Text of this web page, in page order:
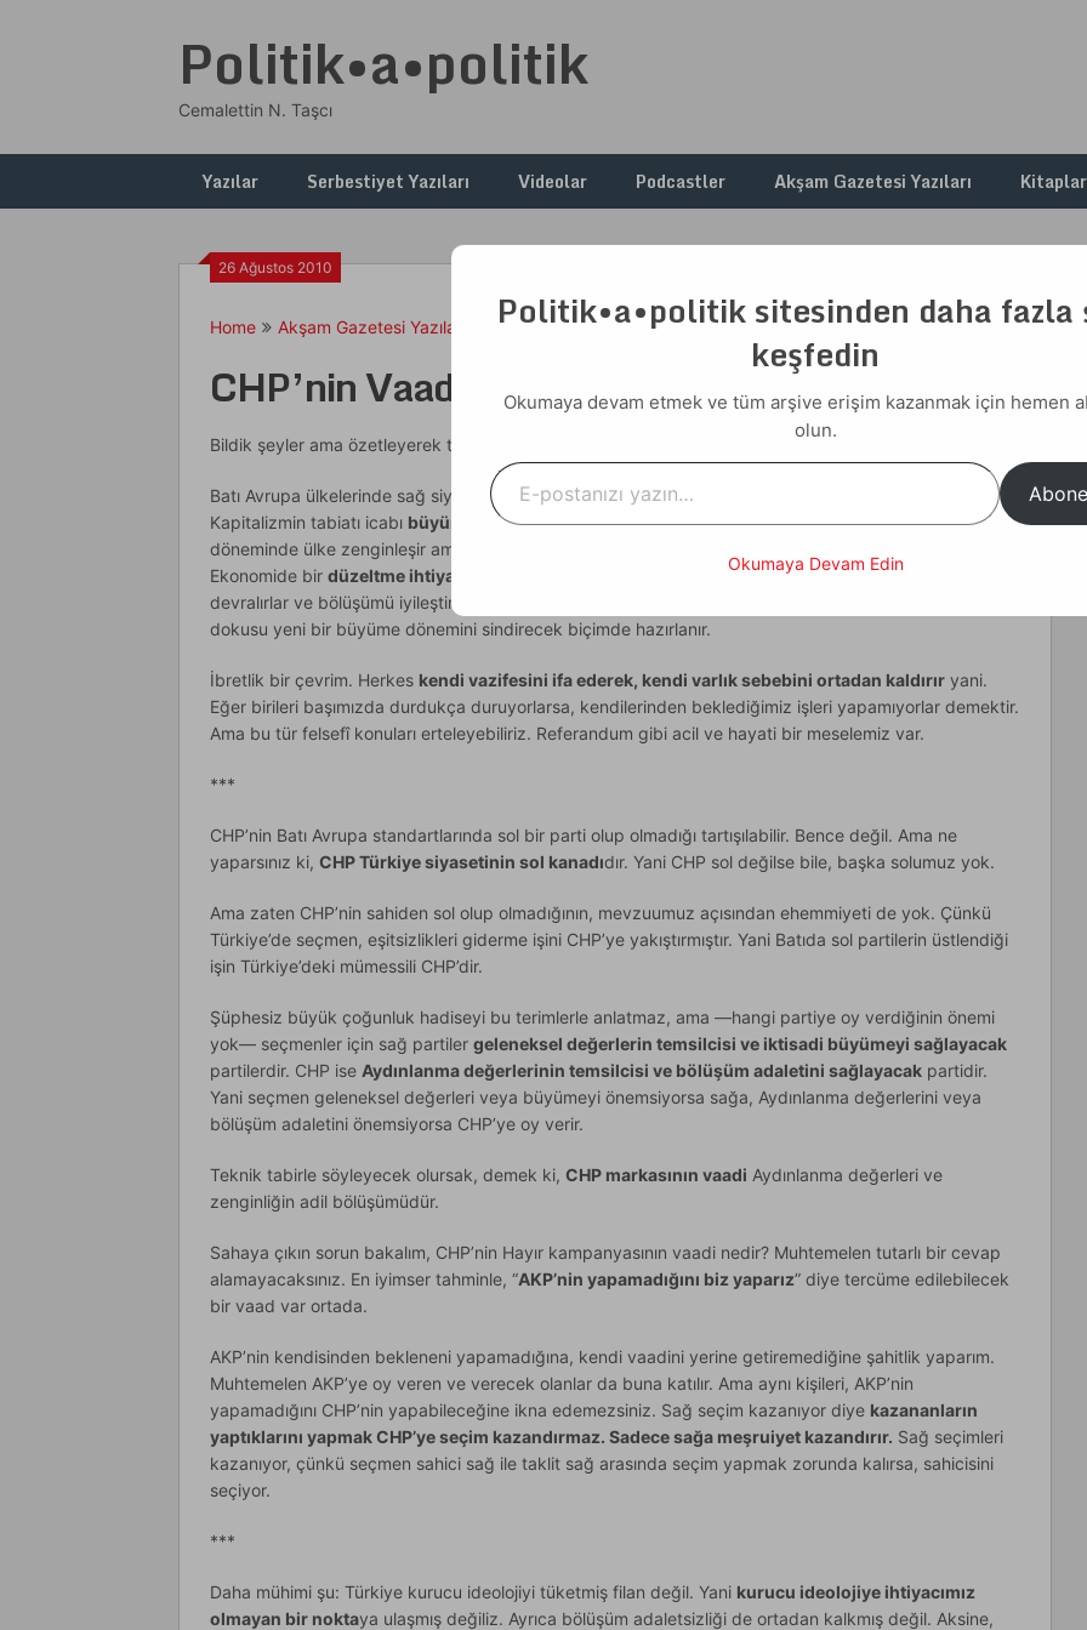
Politik•a•politik
Cemalettin N. Taşcı
Yazılar Serbestiyet Yazıları Videolar Podcastler Akşam Gazetesi Yazıları Kitaplar
26 Ağustos 2010
Home Akşam Gazetesi Yazıları CHP’nin Vaadi
CHP’nin Vaadi
Bildik şeyler ama özetleyerek tekrarlamakta fayda olduğu anlaşılıyor.
Batı Avrupa ülkelerinde sağ siyaset meşruiyetini, ekonomik büyümeye öncelik vermesinden alır.
Kapitalizmin tabiatı icabı büyüme, toplumdaki eşitsizlikleri de büyütür. Dolayısıyla sağ iktidarlar
döneminde ülke zenginleşir ama zenginliğin adaletsiz bölüşümünden kaynaklanan problemler büyür.
Ekonomide bir düzeltme ihtiyacı
da paralel olarak büyür. Birkaç dönemde bir sol partiler bayrağı
devralırlar ve bölüşümü iyileştirecek politikalara öncelik verirler. Büyüme yavaşlar ama toplumun sosyal
dokusu yeni bir büyüme dönemini sindirecek biçimde hazırlanır.
İbretlik bir çevrim. Herkes kendi vazifesini ifa ederek, kendi varlık sebebini ortadan kaldırır yani.
Eğer birileri başımızda durdukça duruyorlarsa, kendilerinden beklediğimiz işleri yapamıyorlar demektir.
Ama bu tür felsefî konuları erteleyebiliriz. Referandum gibi acil ve hayati bir meselemiz var.
***
CHP’nin Batı Avrupa standartlarında sol bir parti olup olmadığı tartışılabilir. Bence değil. Ama ne
yaparsınız ki, CHP Türkiye siyasetinin sol kanadıdır. Yani CHP sol değilse bile, başka solumuz yok.
Ama zaten CHP’nin sahiden sol olup olmadığının, mevzuumuz açısından ehemmiyeti de yok. Çünkü
Türkiye’de seçmen, eşitsizlikleri giderme işini CHP’ye yakıştırmıştır. Yani Batıda sol partilerin üstlendiği
işin Türkiye’deki mümessili CHP’dir.
Şüphesiz büyük çoğunluk hadiseyi bu terimlerle anlatmaz, ama —hangi partiye oy verdiğinin önemi
yok— seçmenler için sağ partiler geleneksel değerlerin temsilcisi ve iktisadi büyümeyi sağlayacak
partilerdir. CHP ise Aydınlanma değerlerinin temsilcisi ve bölüşüm adaletini sağlayacak partidir.
Yani seçmen geleneksel değerleri veya büyümeyi önemsiyorsa sağa, Aydınlanma değerlerini veya
bölüşüm adaletini önemsiyorsa CHP’ye oy verir.
Teknik tabirle söyleyecek olursak, demek ki, CHP markasının vaadi Aydınlanma değerleri ve
zenginliğin adil bölüşümüdür.
Sahaya çıkın sorun bakalım, CHP’nin Hayır kampanyasının vaadi nedir? Muhtemelen tutarlı bir cevap
alamayacaksınız. En iyimser tahminle, “AKP’nin yapamadığını biz yaparız” diye tercüme edilebilecek
bir vaad var ortada.
AKP’nin kendisinden bekleneni yapamadığına, kendi vaadini yerine getiremediğine şahitlik yaparım.
Muhtemelen AKP’ye oy veren ve verecek olanlar da buna katılır. Ama aynı kişileri, AKP’nin
yapamadığını CHP’nin yapabileceğine ikna edemezsiniz. Sağ seçim kazanıyor diye kazananların
yaptıklarını yapmak CHP’ye seçim kazandırmaz. Sadece sağa meşruiyet kazandırır. Sağ seçimleri
kazanıyor, çünkü seçmen sahici sağ ile taklit sağ arasında seçim yapmak zorunda kalırsa, sahicisini
seçiyor.
***
Daha mühimi şu: Türkiye kurucu ideolojiyi tüketmiş filan değil. Yani kurucu ideolojiye ihtiyacımız
olmayan bir noktaya ulaşmış değiliz. Ayrıca bölüşüm adaletsizliği de ortadan kalkmış değil. Aksine,
Politik•a•politik sitesinden daha fazla
keşfedin
Okumaya devam etmek ve tüm arşive erişim kazanmak için hemen
olun.
E-postanızı yazın…
Okumaya Devam Edin